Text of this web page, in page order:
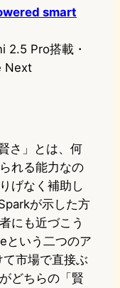
smart
2.5 Pro搭載・
Next
さ」とは、何
れる能力なの
げなく補助し
が示した方
にも近づこう
という二つのア
市場で直接ぶ
どちらの「賢